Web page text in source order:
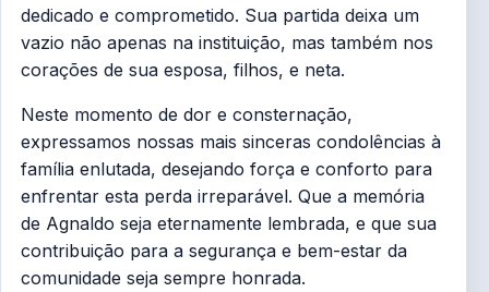
dedicado e comprometido. Sua partida deixa um
vazio não apenas na instituição, mas também nos
corações de sua esposa, filhos, e neta.
Neste momento de dor e consternação,
expressamos nossas mais sinceras condolências à
família enlutada, desejando força e conforto para
enfrentar esta perda irreparável. Que a memória
de Agnaldo seja eternamente lembrada, e que sua
contribuição para a segurança e bem-estar da
comunidade seja sempre honrada.